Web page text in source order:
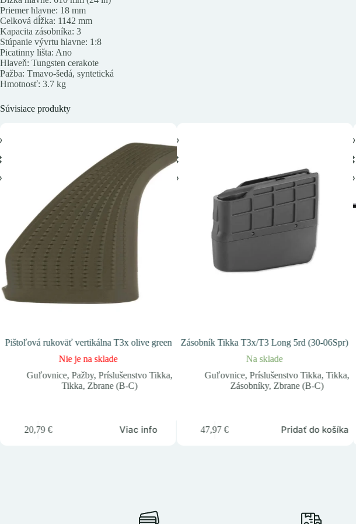
Priemer hlavne: 18 mm
Celková dĺžka: 1142 mm
Kapacita zásobníka: 3
Stúpanie vývrtu hlavne: 1:8
Picatinny lišta: Ano
Hlaveň: Tungsten cerakote
Pažba: Tmavo-šedá, syntetická
Hmotnosť: 3.7 kg
Súvisiace produkty
Pištoľová rukoväť vertikálna T3x olive green
Nie je na sklade
Guľovnice,Pažby,Príslušenstvo Tikka,
Tikka,Zbrane (B-C)
20,79€ Viac info
Zásobník Tikka T3x/T3 Long 5rd (30-06Spr)
Na sklade
Guľovnice, Príslušenstvo Tikka, Tikka,
Zásobníky, Zbrane (B-C)
47,97€ Pridať do košíka